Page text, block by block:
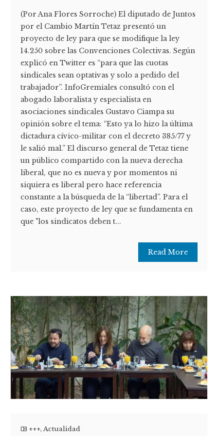
(Por Ana Flores Sorroche) El diputado de Juntos
por el Cambio Martín Tetaz presentó un
proyecto de ley para que se modifique la ley
14.250 sobre las Convenciones Colectivas. Según
explicó en Twitter es “para que las cuotas
sindicales sean optativas y solo a pedido del
trabajador”. InfoGremiales consultó con el
abogado laboralista y especialista en
asociaciones sindicales Gustavo Ciampa su
opinión sobre el tema: “Esto ya lo hizo la última
dictadura cívico-militar con el decreto 385/77 y
le salió mal.” El discurso general de Tetaz tiene
un público compartido con la nueva derecha
liberal, que no es nueva y por momentos ni
siquiera es liberal pero hace referencia
constante a la búsqueda de la “libertad”. Para el
caso, este proyecto de ley que se fundamenta en
que "los sindicatos deben t...
Read More
+++,Actualidad